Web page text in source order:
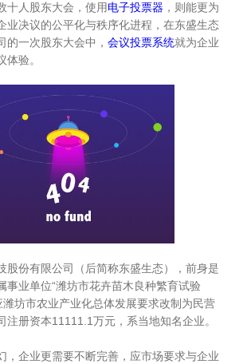
十人股东大会，使用电子投票器 ，则能更为
业决议的公平化与秩序化进程，在东盛生态
的一次股东大会中， 会议投票系统就为企业
验。
份有限公司（后简称东盛生态），前身是
事业单位“潍坊市花卉苗木良种繁育试验
潍坊市农业产业化总体发展要求改制为民营
注册资本11111.1万元，系当地知名企业。
企业更需要不断完善，应市场要求与企业